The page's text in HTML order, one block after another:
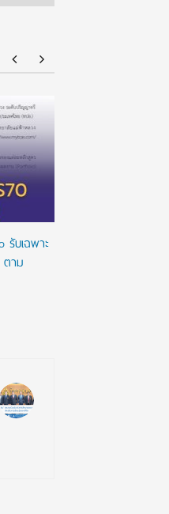
รับเฉพาะ
ตาม